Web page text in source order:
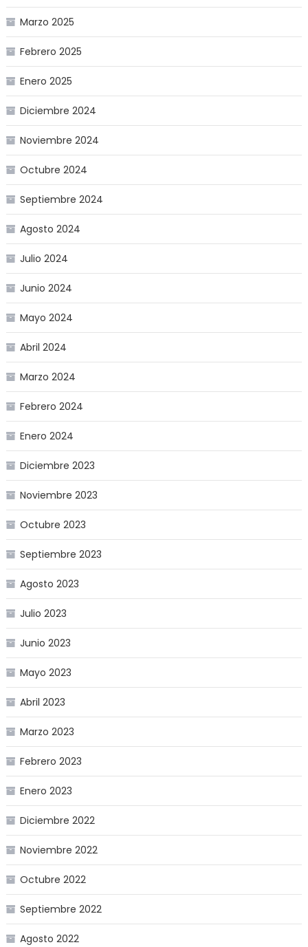
Marzo 2025
Febrero 2025
Enero 2025
Diciembre 2024
Noviembre 2024
Octubre 2024
Septiembre 2024
Agosto 2024
Julio 2024
Junio 2024
Mayo 2024
Abril 2024
Marzo 2024
Febrero 2024
Enero 2024
Diciembre 2023
Noviembre 2023
Octubre 2023
Septiembre 2023
Agosto 2023
Julio 2023
Junio 2023
Mayo 2023
Abril 2023
Marzo 2023
Febrero 2023
Enero 2023
Diciembre 2022
Noviembre 2022
Octubre 2022
Septiembre 2022
Agosto 2022